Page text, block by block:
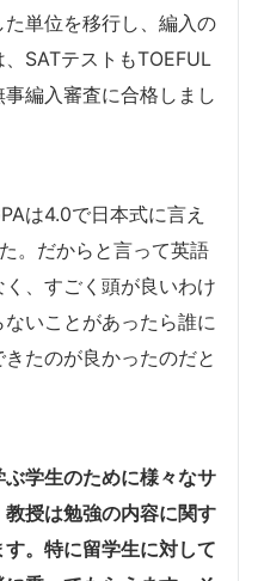
単位を移行し、編入の
SATテストもTOEFUL
編入審査に合格しまし
は4.0で日本式に言え
。だからと言って英語
、すごく頭が良いわけ
いことがあったら誰に
たのが良かったのだと
学生のために様々なサ
授は勉強の内容に関す
。特に留学生に対して